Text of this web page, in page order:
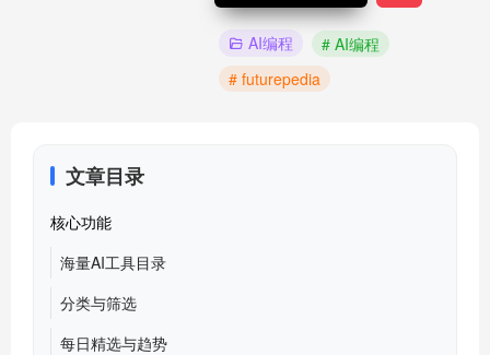
AI编程
# AI编程
# futurepedia
文章目录
核心功能
海量AI工具目录
分类与筛选
每日精选与趋势